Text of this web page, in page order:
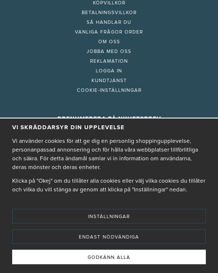
KÖPVILLKOR
BETALNINGSVILLKOR
SÅ HANDLAR DU
VANLIGA FRÅGOR ORDER
OM OSS
JOBBA MED OSS
REKLAMATION
LOGGA IN
KUNDTJÄNST
COOKIE-INSTÄLLNINGAR
PRENUMERERA PÅ NYHETSBREV
Genom att ge min e-post, accepterar jag Seth och Sally
De uppgifter du matar in kommer endast användas till våra nyhetsbrev.
PRIVACY POLICY TERMS & CONDITIONS
4,9 I BETYG BASERAT PÅ ÖVER 5000 OMDÖMEN
INNEHÅLLET OCH REKOMMENDATIONERNA PÅ DENNA SIDA ÄR FRAMTAGNA OCH GRANSKADE
AV VÅRA AUKTORISERADE HUDTERAPEUTER.
VI SKRÄDDARSYR DIN UPPLEVELSE
Vi använder cookies för att ge dig en personlig shoppingupplevelse,
personanpassad annonsering och för hålla våra webbplatser tillförlitliga
och säkra. För detta ändamål samlar vi in information om användarna,
deras mönster och deras enheter.
Klicka på "Okej" om du tillåter alla cookies eller välj vilka cookies du tillåter
och vilka du vill stänga av genom att klicka på "Inställningar" nedan.
INSTÄLLNINGAR
ENDAST NÖDVÄNDIGA
GODKÄNN ALLA